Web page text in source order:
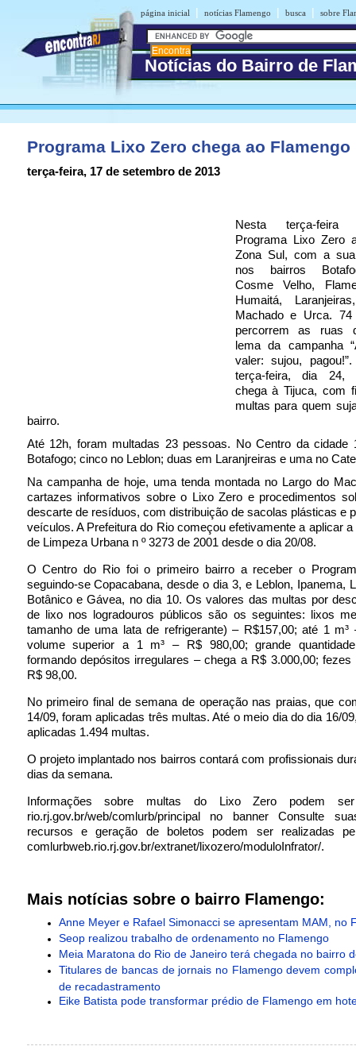
página inicial | notícias Flamengo | busca | sobre
Notícias do Bairro de
Programa Lixo Zero chega ao Flamengo
terça-feira, 17 de setembro de 2013
Nesta terça-feira
Programa Lixo Zero
Zona Sul, com a sua
nos bairros
Cosme Velho,
Humaitá,
Machado e Urca. 74
percorrem as ruas
lema da campanha
valer: sujou,
terça-feira, dia 24,
chega à Tijuca, com
multas para quem
bairro.
Até 12h, foram multadas 23 pessoas. No Centro da cidade
Botafogo; cinco no Leblon; duas em Laranjreiras e uma no
Na campanha de hoje, uma tenda montada no Largo do
cartazes informativos sobre o Lixo Zero e procedimentos
descarte de resíduos, com distribuição de sacolas plásticas e
veículos. A Prefeitura do Rio começou efetivamente a aplicar
de Limpeza Urbana n º 3273 de 2001 desde o dia 20/08.
O Centro do Rio foi o primeiro bairro a receber o
seguindo-se Copacabana, desde o dia 3, e Leblon, Ipanema,
Botânico e Gávea, no dia 10. Os valores das multas por
de lixo nos logradouros públicos são os seguintes: lixos
tamanho de uma lata de refrigerante) – R$157,00; até 1 m³
volume superior a 1 m³ – R$ 980,00; grande
formando depósitos irregulares – chega a R$ 3.000,00;
R$ 98,00.
No primeiro final de semana de operação nas praias, que
14/09, foram aplicadas três multas. Até o meio dia do dia 16/
aplicadas 1.494 multas.
O projeto implantado nos bairros contará com profissionais
dias da semana.
Informações sobre multas do Lixo Zero podem
rio.rj.gov.br/web/comlurb/principal no banner Consulte
recursos e geração de boletos podem ser realizadas
comlurbweb.rio.rj.gov.br/extranet/lixozero/moduloInfrator/.
Mais notícias sobre o bairro Flamengo:
Anne Meyer e Rafael Simonacci se apresentam MAM, no
Seop realizou trabalho de ordenamento no Flamengo
Meia Maratona do Rio de Janeiro terá chegada no bairro
Titulares de bancas de jornais no Flamengo devem
de recadastramento
Eike Batista pode transformar prédio de Flamengo em